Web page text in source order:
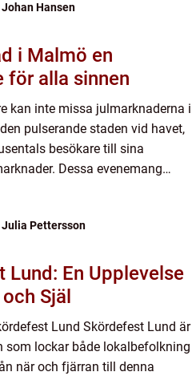
Johan Hansen
Malmö en
för alla sinnen
kan inte missa julmarknaderna i
pulserande staden vid havet,
besökare till sina
Dessa evenemang
Julia Pettersson
Lund: En Upplevelse
Själ
Lund Skördefest Lund är
som lockar både lokalbefolkning
när och fjärran till denna